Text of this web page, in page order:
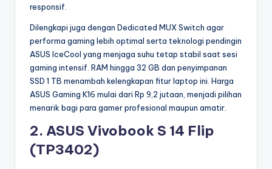
responsif.
Dilengkapi juga dengan Dedicated MUX Switch agar
performa gaming lebih optimal serta teknologi pendingin
ASUS IceCool yang menjaga suhu tetap stabil saat sesi
gaming intensif. RAM hingga 32 GB dan penyimpanan
SSD 1 TB menambah kelengkapan fitur laptop ini. Harga
ASUS Gaming K16 mulai dari Rp 9,2 jutaan, menjadi pilihan
menarik bagi para gamer profesional maupun amatir.
2. ASUS Vivobook S 14 Flip
(TP3402)